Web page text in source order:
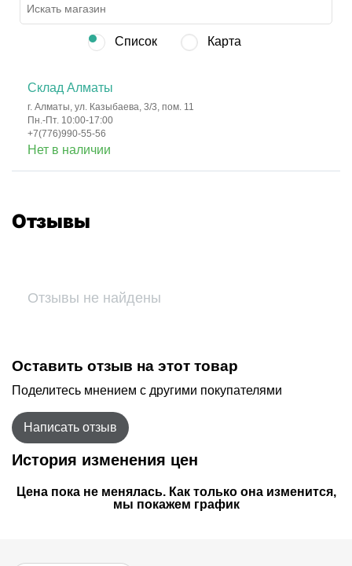
Список Карта
Склад Алматы
г. Алматы, ул. Казыбаева, 3/3, пом. 11
Пн.-Пт. 10:00-17:00
+7(776)990-55-56
Нет в наличии
Отзывы
Отзывы не найдены
Оставить отзыв на этот товар
Поделитесь мнением с другими покупателями
Написать отзыв
История изменения цен
Цена пока не менялась. Как только она изменится,
мы покажем график